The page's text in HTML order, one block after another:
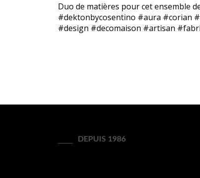
Duo de matières pour cet ensemble
#dektonbycosentino #aura #corian
#design #decomaison #artisan
DEPUIS 1986